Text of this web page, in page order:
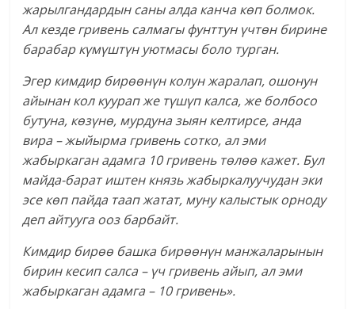
жарылгандардын саны алда канча көп болмок.
Ал кезде гривень салмагы фунттун үчтөн бирине
барабар күмүштүн уютмасы боло турган.
Эгер кимдир бирөөнүн колун жаралап, ошонун
айынан кол куурап же түшүп калса, же болбосо
бутуна, көзүнө, мурдуна зыян келтирсе, анда
вира – жыйырма гривень сотко, ал эми
жабыркаган адамга 10 гривень төлөө кажет. Бул
майда-барат иштен князь жабыркалуучудан эки
эсе көп пайда таап жатат, муну калыстык орноду
деп айтууга ооз барбайт.
Кимдир бирөө башка бирөөнүн манжаларынын
бирин кесип салса – үч гривень айып, ал эми
жабыркаган адамга – 10 гривень».